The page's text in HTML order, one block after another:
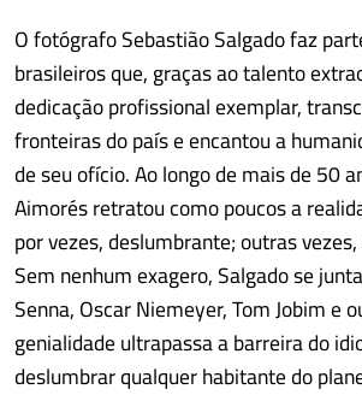
O fotógrafo Sebastião Salgado faz
brasileiros que, graças ao talento
dedicação profissional exemplar,
fronteiras do país e encantou a
de seu ofício. Ao longo de mais de 50
Aimorés retratou como poucos a
por vezes, deslumbrante; outras
Sem nenhum exagero, Salgado se
Senna, Oscar Niemeyer, Tom Jobim e
genialidade ultrapassa a barreira do
deslumbrar qualquer habitante do